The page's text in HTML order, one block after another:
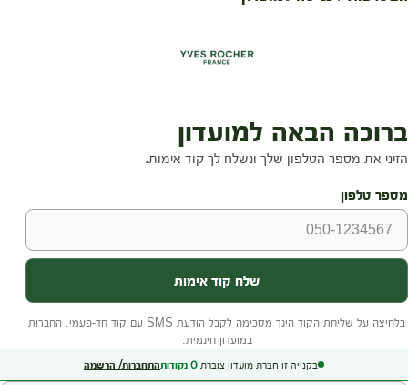
בקנייה זו חברת מועדון צוברת 0 נקודותהתחברות/ הרשמה